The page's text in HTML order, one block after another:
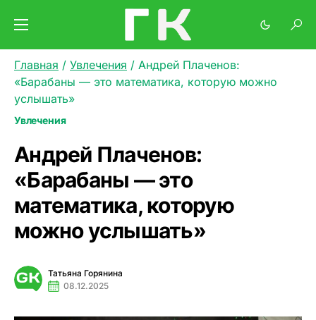
Главная / Увлечения / Андрей Плаченов:
«Барабаны — это математика, которую можно
услышать»
Увлечения
Андрей Плаченов:
«Барабаны — это
математика, которую
можно услышать»
Татьяна Горянина
08.12.2025